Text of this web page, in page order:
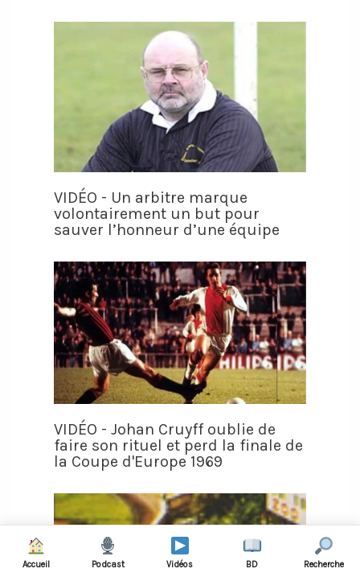
VIDÉO - Un arbitre marque
volontairement un but pour
sauver l’honneur d’une équipe
VIDÉO - Johan Cruyff oublie de
faire son rituel et perd la finale de
la Coupe d'Europe 1969
Accueil Podcast Vidéos BD Recherche